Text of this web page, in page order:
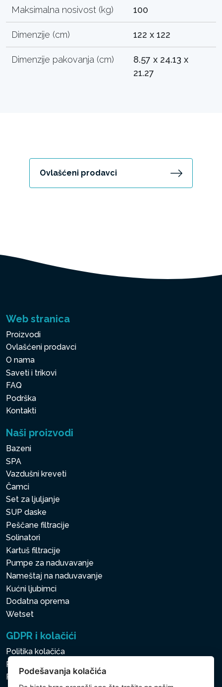
Maksimalna nosivost (kg) 100
Dimenzije (cm) 122 x 122
Dimenzije pakovanja (cm)
8.57 x 24.13 x
21.27
Ovlašćeni prodavci
Web stranica
Proizvodi
Ovlašćeni prodavci
O nama
Saveti i trikovi
FAQ
Podrška
Kontakti
Naši proizvodi
Bazeni
SPA
Vazdušni kreveti
Čamci
Set za ljuljanje
SUP daske
Peščane filtracije
Solinatori
Kartuš filtracije
Pumpe za naduvavanje
Nameštaj na naduvavanje
Kućni ljubimci
Dodatna oprema
Wetset
GDPR i kolačići
Politika kolačića
Politika zaštite ličnih i drugih obrađivanih podataka
Politika kolačića
Podešavanja kolačića